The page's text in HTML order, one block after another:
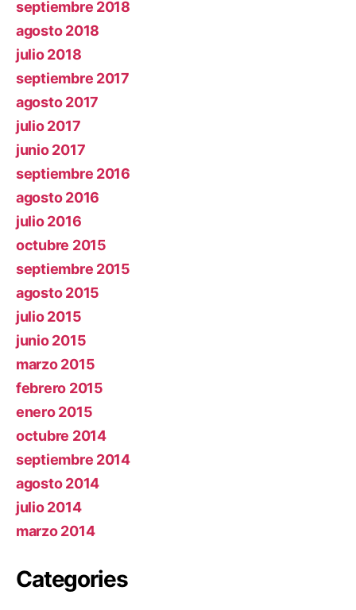
septiembre 2018
agosto 2018
julio 2018
septiembre 2017
agosto 2017
julio 2017
junio 2017
septiembre 2016
agosto 2016
julio 2016
octubre 2015
septiembre 2015
agosto 2015
julio 2015
junio 2015
marzo 2015
febrero 2015
enero 2015
octubre 2014
septiembre 2014
agosto 2014
julio 2014
marzo 2014
Categories